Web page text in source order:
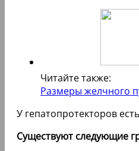
Читайте также:
Размеры желчного
У гепатопротекторов
Существуют следующие